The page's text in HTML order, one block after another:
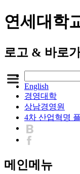
연세대학
로고 & 바로가
English
경영대학
상남경영원
4차 산업혁명
메인메뉴